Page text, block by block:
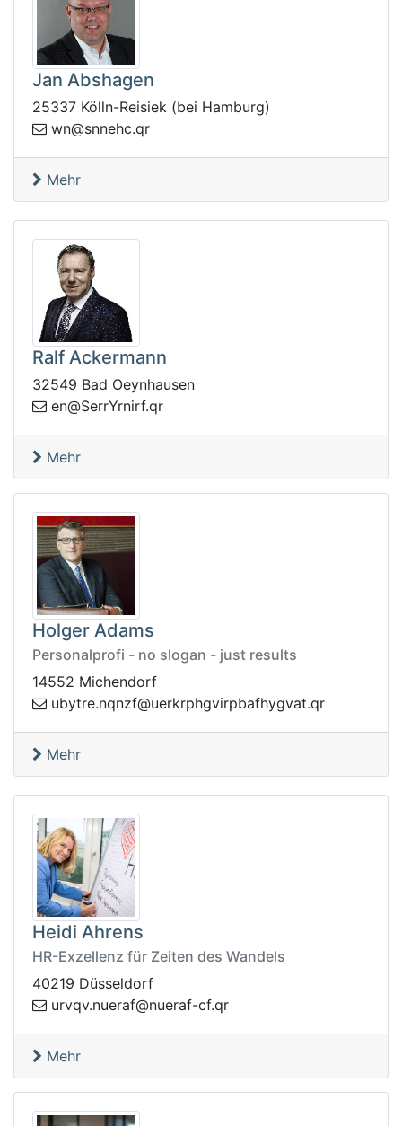
Jan Abshagen
25337 Kölln-Reisiek (bei Hamburg)
rq.chen
ns@nw
Mehr
Ralf Ackermann
32549 Bad Oeynhausen
rq.frinrY
rreS@ne
Mehr
Holger Adams
Personalprofi - no slogan - just results
14552 Michendorf
rq.tavgyhfabprivghprkreu@fzn
qn.ertybu
Mehr
Heidi Ahrens
HR-Exzellenz für Zeiten des Wandels
40219 Düsseldorf
rq.fc-fareun@fareun.
vqvru
Mehr